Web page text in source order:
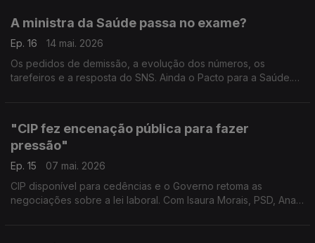
A ministra da Saúde passa no exame?
Ep. 16
14 mai. 2026
Os pedidos de demissão, a evolução dos números, os
tarefeiros e a resposta do SNS. Ainda o Pacto para a Saúde.
"CIP fez encenação pública para fazer
pressão"
Ep. 15
07 mai. 2026
CIP disponível para cedências e o Governo retoma as
negociações sobre a lei laboral. Com Isaura Morais, PSD, Ana